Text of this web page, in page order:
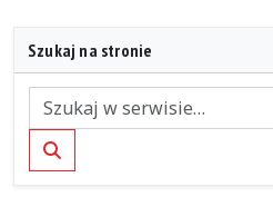
Szukaj na stronie
Szukaj